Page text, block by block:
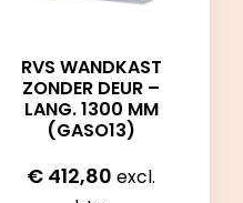
RVS WANDKAST
ZONDER DEUR –
LANG. 1300 MM
(GASO13)
€ 412,80 excl.